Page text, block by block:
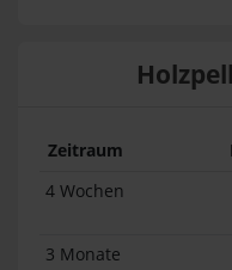
Zeitraum
4 Wochen
3 Monate